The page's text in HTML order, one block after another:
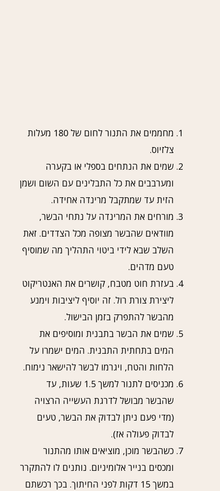
מחממים את התנור לחום של 180 מעלות
צלזיוס.
שמים את הנתחים בספלי או בקערה
ומערבבים את כל התבלינים עם השום ושמן
הזית עד שמתקבל מרינדה אחידה.
מורחים את המרינדה על נתחי הבשר,
מוודאים שהבשר מצופה מכל הצדדים. זאת
השלב שבא לידי ביטוי התהליך מה שמוסיף
טעם מדהים.
בעזרת חוט מטבח, קושרים את האנטריקוט
ליצירת צורת רול. זה יוסיף ליציבות וימנע
מהבשר להתפרק בזמן הבישול.
שמים את הבשר בתבנית ומוסיפים את
המים בתחתית התבנית. המים ישמרו על
הלחות והטח, ויגרמו לבשר להישאר נימוח.
מכניסים לתנור למשך 1.5 שעות, עד
שהבשר מבושל לדרגת העשייה הרצויה
(מדי פעם ניתן לבדוק את הבשר, טעים
לבדוק פעולה אז).
כשהבשר מוכן, מוציאים אותו מהתנור
ומכסים בנייר אלומיניום. נותנים לו להתקרר
במשך 15 דקות לפני החיתוך. בכך רכשתם